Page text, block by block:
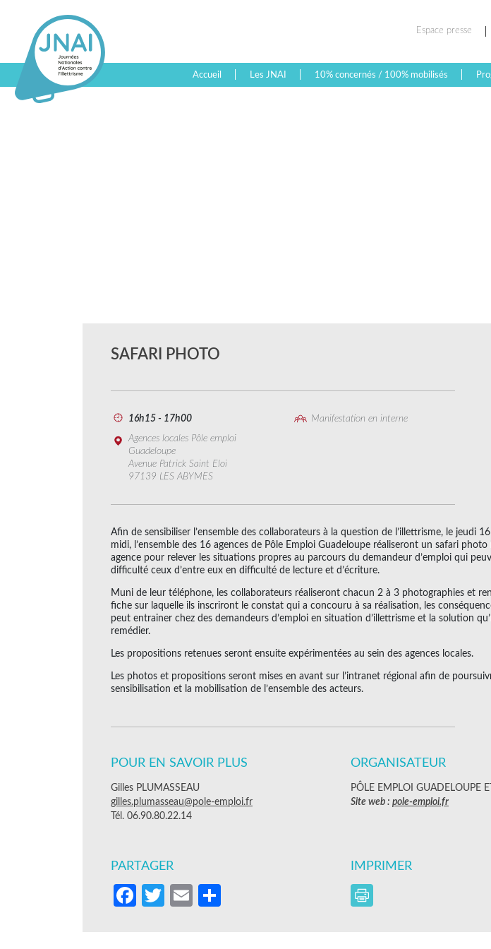
Espace presse
Accueil Les JNAI 10% concernés / 100% mobilisés
SAFARI PHOTO
16h15 - 17h00
Manifestation en interne
Agences locales Pôle emploi
Guadeloupe
Avenue Patrick Saint Eloi
97139 LES ABYMES
Afin de sensibiliser l’ensemble des collaborateurs à la question de l’illettrisme, le jeudi
midi, l’ensemble des 16 agences de Pôle Emploi Guadeloupe réaliseront un safari
agence pour relever les situations propres au parcours du demandeur d’emploi qui
difficulté ceux d’entre eux en difficulté de lecture et d’écriture.
Muni de leur téléphone, les collaborateurs réaliseront chacun 2 à 3 photographies et
fiche sur laquelle ils inscriront le constat qui a concouru à sa réalisation, les
peut entrainer chez des demandeurs d’emploi en situation d’illettrisme et la solution
remédier.
Les propositions retenues seront ensuite expérimentées au sein des agences locales.
Les photos et propositions seront mises en avant sur l’intranet régional afin de
sensibilisation et la mobilisation de l’ensemble des acteurs.
POUR EN SAVOIR PLUS
Gilles PLUMASSEAU
gilles.plumasseau@pole-emploi.fr
Tél. 06.90.80.22.14
ORGANISATEUR
PÔLE EMPLOI GUADELOUPE
Site web : pole-emploi.fr
PARTAGER
Facebook
Twitter
Email
IMPRIMER